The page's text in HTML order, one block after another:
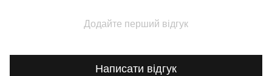
Додайте перший відгук
Написати відгук